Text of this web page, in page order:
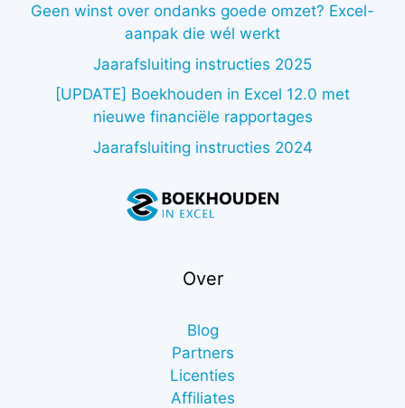
Geen winst over ondanks goede omzet? Excel-
aanpak die wél werkt
Jaarafsluiting instructies 2025
[UPDATE] Boekhouden in Excel 12.0 met
nieuwe financiële rapportages
Jaarafsluiting instructies 2024
Over
Blog
Partners
Licenties
Affiliates